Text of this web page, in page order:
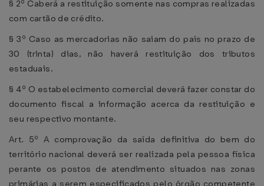
§ 2º Caberá a restituição somente nas compras realizadas
com cartão de crédito.
§ 3º Caso as mercadorias não saiam do país no prazo de
30 (trinta) dias, não haverá restituição dos tributos
estaduais.
§ 4º O estabelecimento comercial deverá fazer constar do
documento fiscal a informação acerca da restituição e
seu respectivo montante.
Art. 5º A comprovação da saída definitiva do bem do
território nacional deverá ser realizada pela pessoa física
perante os postos de atendimento situados nas zonas
primárias a serem especificados pelo órgão competente